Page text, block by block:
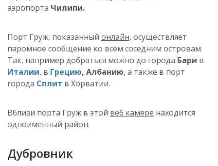
аэропорта Чилипи.
Порт Груж, показанный онлайн, осуществляет
паромное сообщение ко всем соседним островам.
Так, например добраться можно до города Бари в
Италии, в Грецию, Албанию, а также в порт
города Сплит в Хорватии.
Вблизи порта Груж в этой веб камере находится
одноименный район.
Дубровник